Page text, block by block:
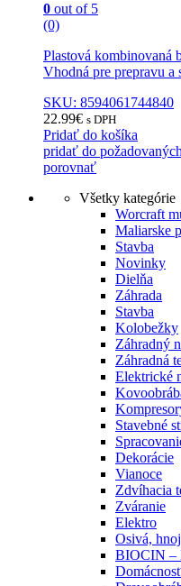
0 out of 5
(0)
Plastová kombinovaná
Vhodná pre prepravu a
SKU: 8594061744840
22.99€ s DPH
Pridať do košíka
pridať do
porovnať
Všetky kategórie
Worcraft
Maliarske
Stavba
Novinky
Dielňa
Záhrada
Stavba
Kolobežky
Záhradný
Záhradná
Elektrické
Stavebné
Dekorácie
Vianoce
Zdvíhacia
Zváranie
Elektro
Osivá,
BIOCIN –